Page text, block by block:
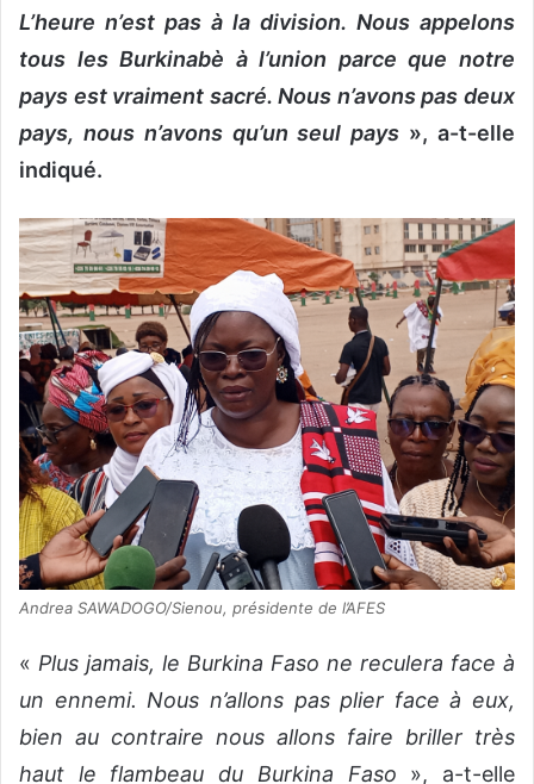
L’heure n’est pas à la division. Nous appelons
tous les Burkinabè à l’union parce que notre
pays est vraiment sacré. Nous n’avons pas deux
pays, nous n’avons qu’un seul pays », a-t-elle
indiqué.
Andrea SAWADOGO/Sienou, présidente de l’AFES
« Plus jamais, le Burkina Faso ne reculera face à
un ennemi. Nous n’allons pas plier face à eux,
bien au contraire nous allons faire briller très
haut le flambeau du Burkina Faso », a-t-elle